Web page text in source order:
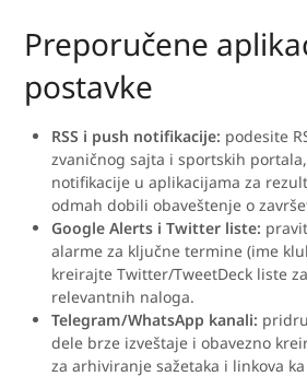
Preporučene
postavke
RSS i push notifikacije: podesite
zvaničnog sajta i sportskih
notifikacije u aplikacijama za
odmah dobili obaveštenje o
Google Alerts i Twitter liste:
alarme za ključne termine (ime
kreirajte Twitter/TweetDeck liste
relevantnih naloga.
Telegram/WhatsApp kanali:
dele brze izveštaje i obavezno
za arhiviranje sažetaka i linkova